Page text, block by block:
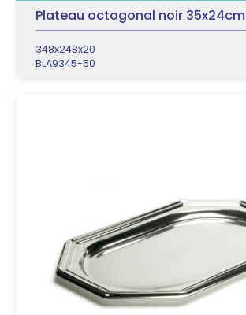
Plateau octogonal noir 35x24cm
348x248x20
BLA9345-50